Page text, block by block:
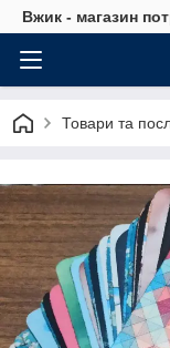
Вжик - магазин
Товари та